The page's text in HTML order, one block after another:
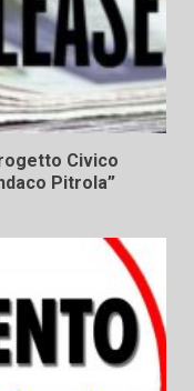
Civico
Pitrola”